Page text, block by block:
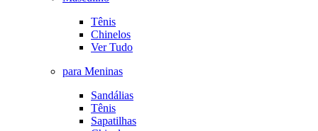
Tênis
Chinelos
Ver Tudo
para Meninas
Sandálias
Tênis
Sapatilhas